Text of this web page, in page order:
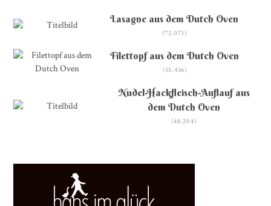
Lasagne aus dem Dutch Oven
(72.071)
Filettopf aus dem Dutch Oven
(55.436)
Nudel-Hackfleisch-Auflauf aus
dem Dutch Oven
(48.204)